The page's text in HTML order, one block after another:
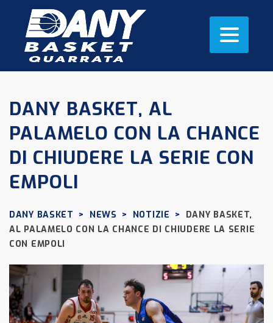
DANY BASKET, AL
PALAMELO CON LA CHANCE
DI CHIUDERE LA SERIE CON
EMPOLI
DANY BASKET > NEWS > NOTIZIE >
DANY BASKET,
AL PALAMELO CON LA CHANCE DI CHIUDERE LA SERIE
CON EMPOLI